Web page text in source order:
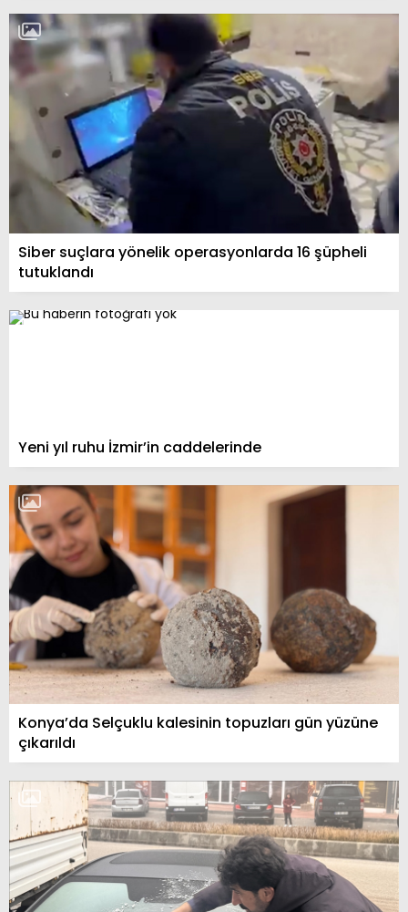
Siber suçlara yönelik operasyonlarda 16 şüpheli
tutuklandı
Yeni yıl ruhu İzmir’in caddelerinde
Konya’da Selçuklu kalesinin topuzları gün yüzüne
çıkarıldı